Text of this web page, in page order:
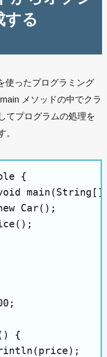
する
使ったプログラミング
メソッドの中でクラ
てプログラムの処理を
。
{
main(String[]
Car();
{